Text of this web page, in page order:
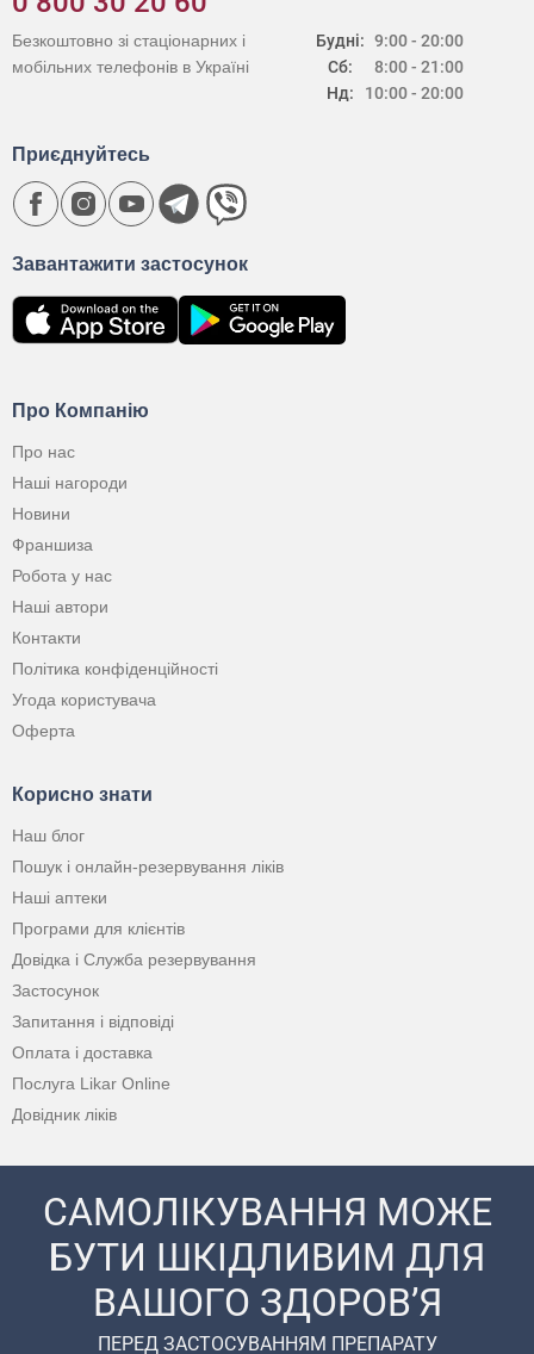
Будні:
Сб:
Нд:
9:00 - 20:00
8:00 - 21:00
10:00 - 20:00
Безкоштовно зі стаціонарних і
мобільних телефонів в Україні
Про Компанію
Про нас
Наші нагороди
Новини
Франшиза
Робота у нас
Наші автори
Контакти
Політика конфіденційності
Угода користувача
Оферта
Корисно знати
Наш блог
Пошук і онлайн-резервування ліків
Наші аптеки
Програми для клієнтів
Довідка і Служба резервування
Застосунок
Запитання і відповіді
Оплата і доставка
Послуга Likar Online
Довідник ліків
Завантажити застосунок
Приєднуйтесь
САМОЛІКУВАННЯ МОЖЕ
БУТИ ШКІДЛИВИМ ДЛЯ
ВАШОГО ЗДОРОВ’Я
ПЕРЕД ЗАСТОСУВАННЯМ ПРЕПАРАТУ